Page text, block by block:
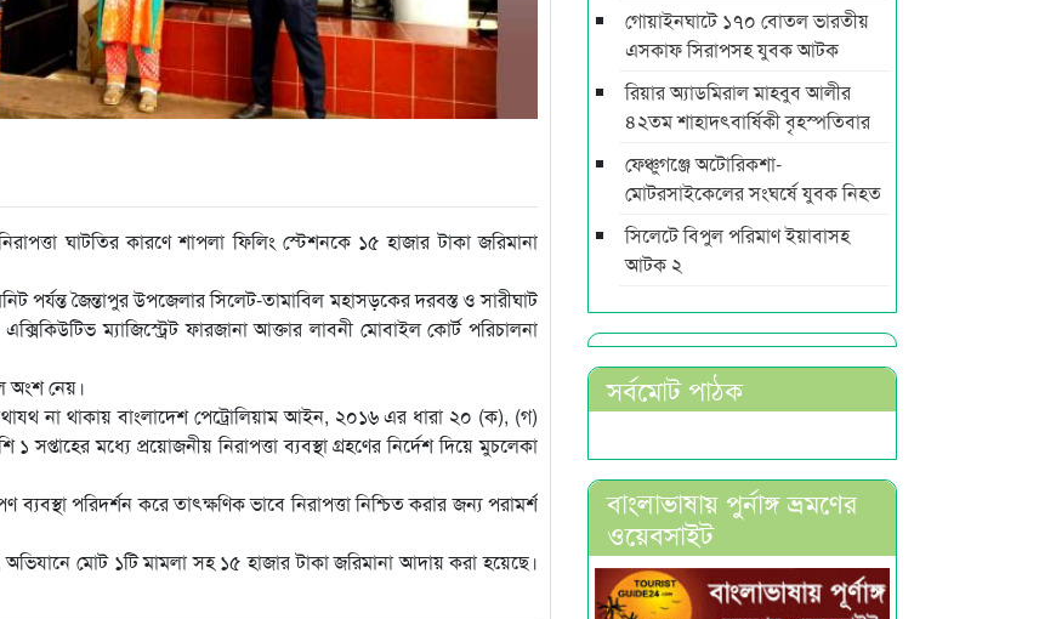
ঘাটতির কারণে শাপলা ফিলিং স্টেশনকে ১৫ হাজার টাকা জরিমানা
পর্যন্ত জৈন্তাপুর উপজেলার সিলেট-তামাবিল মহাসড়কের দরবস্ত ও সারীঘাট
ম্যাজিস্ট্রেট ফারজানা আক্তার লাবনী মোবাইল কোর্ট পরিচালনা
অংশ নেয়।
যথাযথ না থাকায় বাংলাদেশ পেট্রোলিয়াম আইন, ২০১৬ এর ধারা ২০ (ক), (গ)
সপ্তাহের মধ্যে প্রয়োজনীয় নিরাপত্তা ব্যবস্থা গ্রহণের নির্দেশ দিয়ে মুচলেকা
ব্যবস্থা পরিদর্শন করে তাৎক্ষণিক ভাবে নিরাপত্তা নিশ্চিত করার জন্য পরামর্শ
মোট ১টি মামলা সহ ১৫ হাজার টাকা জরিমানা আদায় করা হয়েছে।
গোয়াইনঘাটে ১৭০ বোতল ভারতীয়
এসকাফ সিরাপসহ যুবক আটক
রিয়ার অ্যাডমিরাল মাহবুব আলীর
৪২তম শাহাদৎবার্ষিকী বৃহস্পতিবার
ফেঞ্চুগঞ্জে অটোরিকশা-
মোটরসাইকেলের সংঘর্ষে যুবক নিহত
সিলেটে বিপুল পরিমাণ ইয়াবাসহ
আটক ২
সর্বমোট পাঠক
বাংলাভাষায় পুর্নাঙ্গ ভ্রমণের
ওয়েবসাইট